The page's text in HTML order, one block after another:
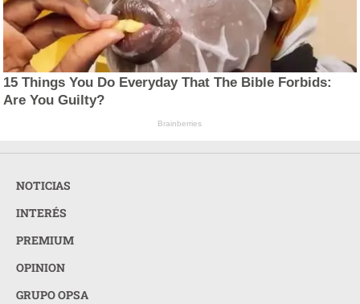
15 Things You Do Everyday That The Bible Forbids:
Are You Guilty?
Brainberries
NOTICIAS
INTERÉS
PREMIUM
OPINION
GRUPO OPSA